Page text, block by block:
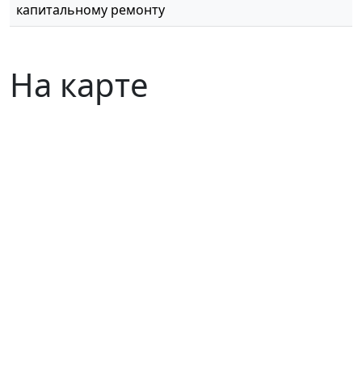
капитальному ремонту
На карте